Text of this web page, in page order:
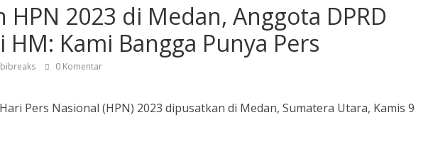
HPN 2023 di Medan, Anggota DPRD
HM: Kami Bangga Punya Pers
0 Komentar
Pers Nasional (HPN) 2023 dipusatkan di Medan, Sumatera Utara, Kamis 9